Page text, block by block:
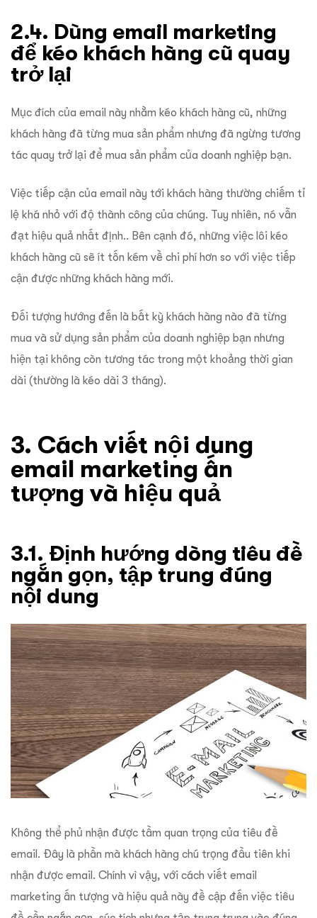
2.4. Dùng email marketing
để kéo khách hàng cũ quay
trở lại
Mục đích của email này nhằm kéo khách hàng cũ, những
khách hàng đã từng mua sản phẩm nhưng đã ngừng tương
tác quay trở lại để mua sản phẩm của doanh nghiệp bạn.
Việc tiếp cận của email này tới khách hàng thường chiếm tỉ
lệ khá nhỏ với độ thành công của chúng. Tuy nhiên, nó vẫn
đạt hiệu quả nhất định.. Bên cạnh đó, những việc lôi kéo
khách hàng cũ sẽ ít tốn kém về chi phí hơn so với việc tiếp
cận được những khách hàng mới.
Đối tượng hướng đến là bất kỳ khách hàng nào đã từng
mua và sử dụng sản phẩm của doanh nghiệp bạn nhưng
hiện tại không còn tương tác trong một khoảng thời gian
dài (thường là kéo dài 3 tháng).
3. Cách viết nội dung
email marketing ấn
tượng và hiệu quả
3.1. Định hướng dòng tiêu đề
ngắn gọn, tập trung đúng
nội dung
Không thể phủ nhận được tầm quan trọng của tiêu đề
email. Đây là phần mà khách hàng chú trọng đầu tiên khi
nhận được email. Chính vì vậy, với cách viết email
marketing ấn tượng và hiệu quả này đề cập đến việc tiêu